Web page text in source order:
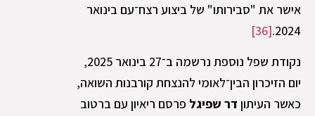
אישר את "סבירותו" של ביצוע רצח־עם בינואר
2024.
[36]
נקודת שפל נוספת נרשמה ב־27 בינואר 2025,
יום הזיכרון הבין־לאומי להנצחת קורבנות השואה,
כאשר העיתוןדר שפיגלפרסם ריאיון עם ברטוב